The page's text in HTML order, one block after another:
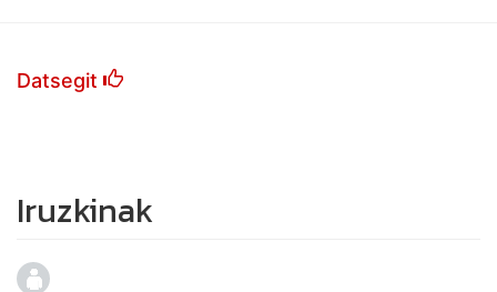
Datsegit
Iruzkinak